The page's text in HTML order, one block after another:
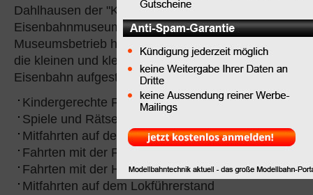
Dahlhausen der "Kindertag im
Eisenbahnmuseum“. Zusätzlich zum
Museumsbetrieb haben die Macher des
die kleinen und kleinsten Besucher ein tolles
Eisenbahn aufgestellt:
Kindergerechte Führungen durchs Museum
Spiele und Rätsel rund um die Eisenbahn
Mitfahrten auf dem „Drehscheibenkarussell"
Fahrten mit der Feldbahn auf 600mm-Gleisen
Fahrten mit der Handhebeldraisine
Mitfahrten auf dem Lokführerstand